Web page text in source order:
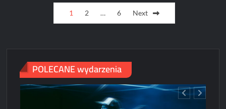
na
koncercie
pagination1 2 … 6 Next
POLECANE wydarzenia